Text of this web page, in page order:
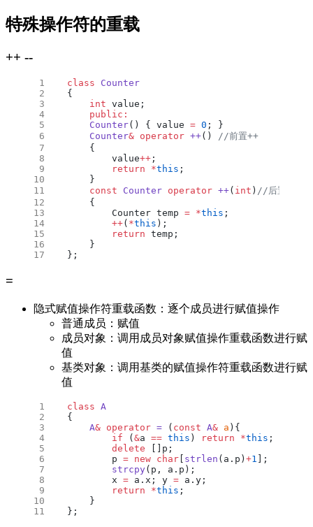
特殊操作符的重载
++ --
class Counter
{
    int
value;
    public:
    Counter
() { value = 0 ; }
    Counter
& operator ++()
//前置++
    {
        value
++ ;
        return
*this ;
    }
    const
Counter operator ++( int ) //后置++
    {
        Counter temp
= *this ;
        ++
( *this );
        return
temp;
    }
};
=
隐式赋值操作符重载函数：逐个成员进行赋值操作
普通成员：赋值
成员对象：调用成员对象赋值操作重载函数进行赋
值
基类对象：调用基类的赋值操作符重载函数进行赋
值
class A
{
    A
& operator = ( const A& a ){
        if
( &a == this ) return *this ;
        delete
[]p;
        p
= new char strlen (a.p) +1
];
        strcpy
(p, a.p);
        x
= a.x; y = a.y;
        return
*this ;
    }
};